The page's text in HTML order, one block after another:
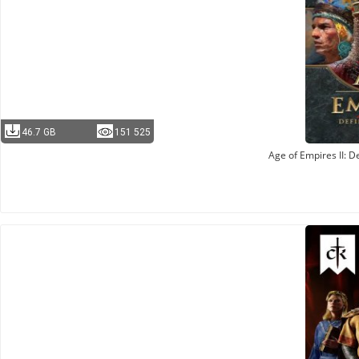
46.7 GB 151 525
Age of Empires II: